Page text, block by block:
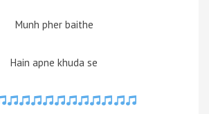
Munh pher baithe
Hain apne khuda se